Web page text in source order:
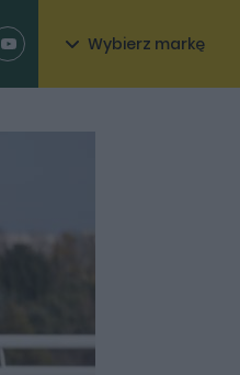
Wybierz markę